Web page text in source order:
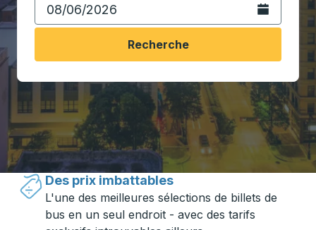
Ouvrez le
Recherche
Voyager en toute simplicité avec
Trailways
Des prix imbattables
L'une des meilleures sélections de billets de
bus en un seul endroit - avec des tarifs